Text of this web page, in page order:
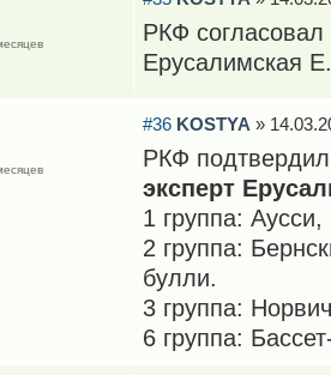
РКФ согласовал
Ерусалимская
#36 KOSTYA »
РКФ
эксперт
1 группа:
2 группа:
булли.
3 группа:
6 группа: